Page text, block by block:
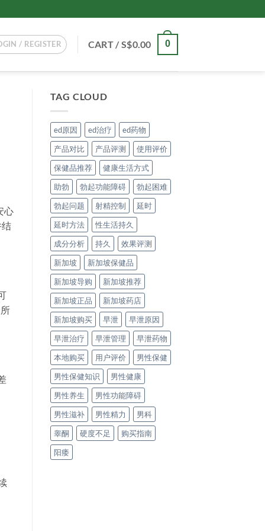
/ REGISTER CART /S$0.00 0
心
TAG CLOUD
ed原因 ed治疗
ed药物
产品对比
产品评测
使用评价
保健品推荐
健康生活方式
助勃
勃起功能障碍
勃起困难
勃起问题
射精控制
延时
延时方法
性生活持久
成分分析
持久
效果评测
新加坡
新加坡保健品
新加坡导购
新加坡推荐
新加坡正品
新加坡药店
新加坡购买
早泄
早泄原因
早泄治疗
早泄管理
早泄药物
本地购买
用户评价
男性保健
男性保健知识
男性健康
男性养生
男性功能障碍
男性滋补
男性精力
男科
睾酮
硬度不足
购买指南
阳痿